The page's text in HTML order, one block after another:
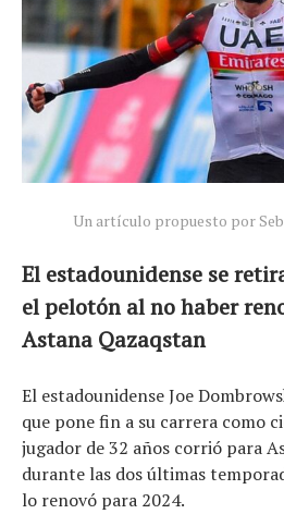
Un artículo propuesto por Seb
El estadounidense se
el pelotón al no haber
Astana Qazaqstan
El estadounidense Joe
que pone fin a su carrera como
jugador de 32 años corrió para
durante las dos últimas
lo renovó para 2024.
Noticias
Tecnologías
Consejo
Tendencias
Artículos
El equipo